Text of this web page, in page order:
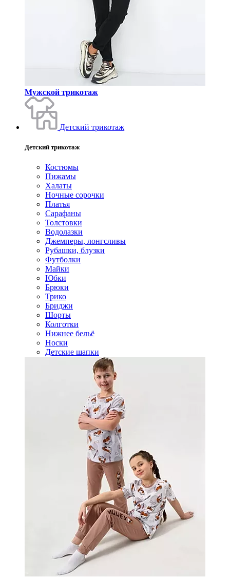
Мужской трикотаж
Детский трикотаж
Детский трикотаж
Костюмы
Пижамы
Халаты
Ночные сорочки
Платья
Сарафаны
Толстовки
Водолазки
Джемперы, лонгсливы
Рубашки, блузки
Футболки
Майки
Юбки
Брюки
Трико
Бриджи
Шорты
Колготки
Нижнее бельё
Носки
Детские шапки